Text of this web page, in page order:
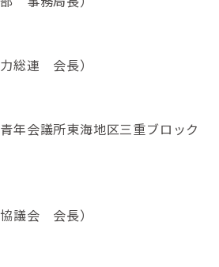
総連 会長）
年会議所東海地区三重ブロック
議会 会長）